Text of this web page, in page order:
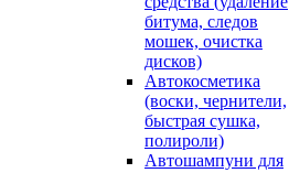
битума, следов
мошек, очистка
дисков)
Автокосметика
(воски, чернители,
быстрая сушка,
полироли)
Автошампуни для